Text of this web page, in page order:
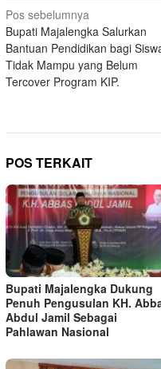
Navigasi
pos
Pos sebelumnya
Bupati Majalengka Salurkan
Bantuan Pendidikan bagi
Tidak Mampu yang Belum
Tercover Program KIP.
POS TERKAIT
Bupati Majalengka Dukung
Penuh Pengusulan KH.
Abdul Jamil Sebagai
Pahlawan Nasional